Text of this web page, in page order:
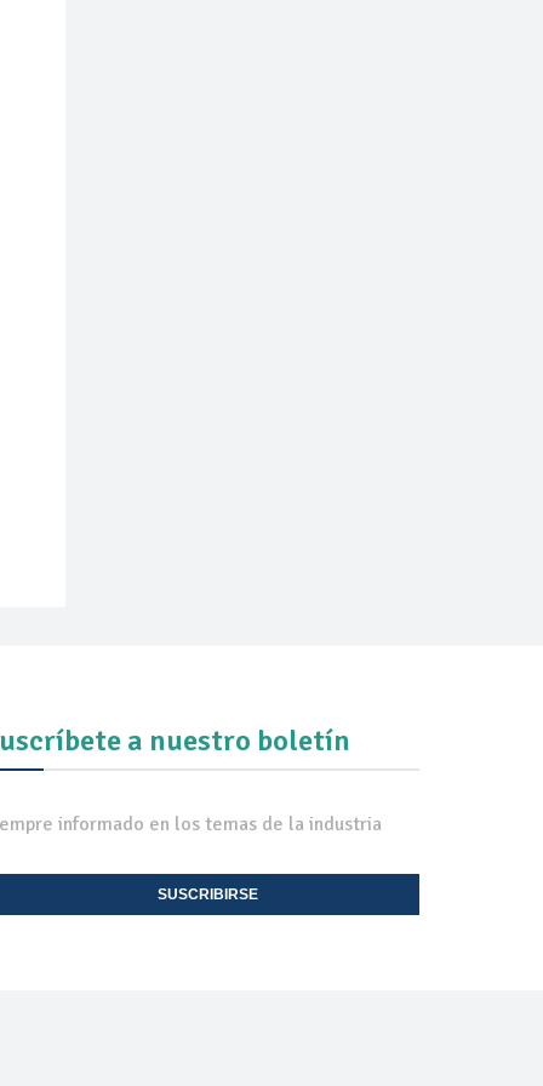
a nuestro boletín
informado en los temas de la industria
SUSCRIBIRSE